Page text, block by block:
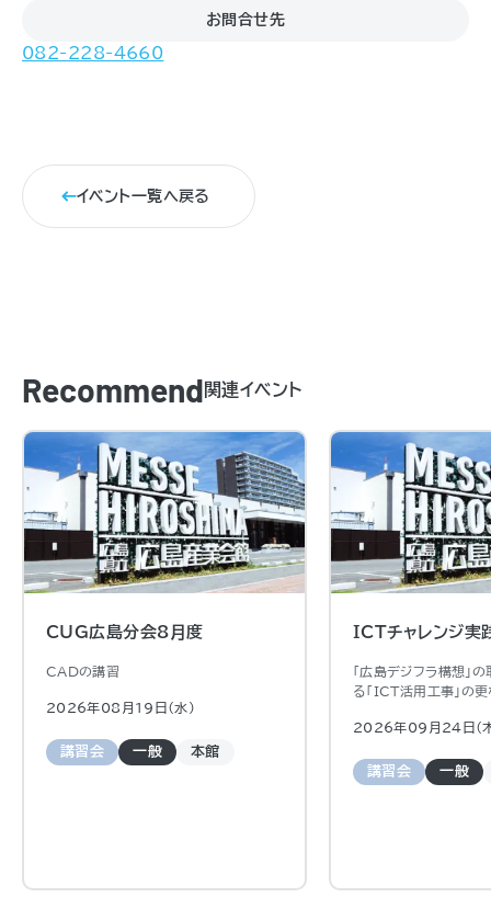
お問合せ先
082-228-4660
イベント一覧へ戻る
Recommend関連イベント
CUG広島分会8月度
CADの講習
2026年08月19日（水)
講習会 一般 本館
ICTチャレンジ実
「広島デジフラ構想」
る「ICT活用工事」の
象とした「ICTチャレン
か所で計6回開催する。
2026年09月24日（
講習会 一般